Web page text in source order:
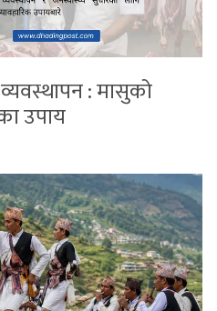
: मासुको
उपाय